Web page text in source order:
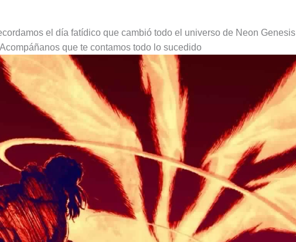
el día fatídico que cambió todo el universo de Neon Genesis
que te contamos todo lo sucedido